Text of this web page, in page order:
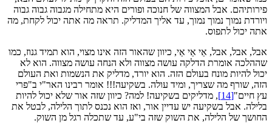
פירותיהם. אבל המצווה של חנוכה ופורים היא מתחילה מגבוה גבוה גבוה
ויורדת נמוך נמוך נמוך, עד אליך המדליק. תראה מה אתה יכול לקחת, מה
אתה יכול לתפוס.
אבל, אבל, אבל, אַי אַי אַי, כיוון שהאור הזה אינו מצוי, הוא תמיד גנוז, כמו
שההלכה אומרת הדלקה עושה מצווה ולא הנחה עושה מצווה. הוא לא
יכול להיות מונח בעולם הזה. הוא יורד, מדליק את הנשמות ואת העולם
הזה, שורף מה שצריך, ומיד עולה. בשקיעה!!! אומר רבינו האר"י ב"פרי
עץ חיים"[14]
, מדליקים בשקיעה! למה? כיוון שזה אור שלא יכול להיות
בלילה. אבל בשקיעה יש עדיין אור, ואז הוא נכנס לתוך הלילה, לבטל את
החושך של הלילה, את השוק שזה בי"ע, עד שתכלה רגל מן השוק.